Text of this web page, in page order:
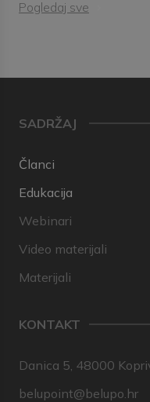
Pogledaj sve
SADRŽAJ
Članci
Edukacija
Webinari
Video materijali
Materijali
KONTAKT
Danica 5, 48000
belupoint@belupo.hr